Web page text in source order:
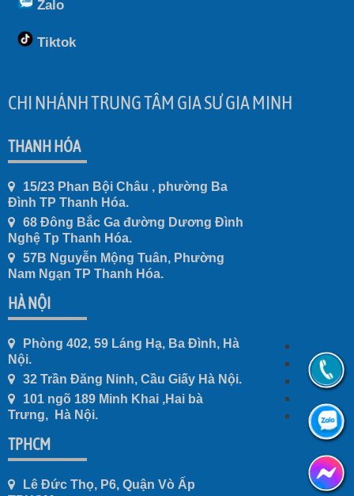
Zalo
Tiktok
CHI NHÁNH TRUNG TÂM GIA SƯ GIA MINH
THANH HÓA
15/23 Phan Bội Châu , phường Ba
Đình TP Thanh Hóa.
68 Đông Bắc Ga đường Dương Đình
Nghệ Tp Thanh Hóa.
57B Nguyễn Mộng Tuân, Phường
Nam Ngạn TP Thanh Hóa.
HÀ NỘI
Phòng 402, 59 Láng Hạ, Ba Đình, Hà
Nội.
32 Trần Đăng Ninh, Cầu Giấy Hà Nội.
101 ngõ 189 Minh Khai ,Hai bà
Trưng, Hà Nội.
TPHCM
Lê Đức Thọ, P6, Quận Vò Ấp